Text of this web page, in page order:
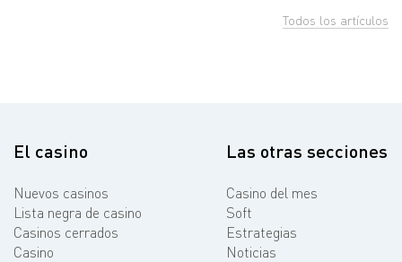
Todos los artículos
El casino
Nuevos casinos
Lista negra de casino
Casinos cerrados
Casino
Las otras secciones
Casino del mes
Soft
Estrategias
Noticias